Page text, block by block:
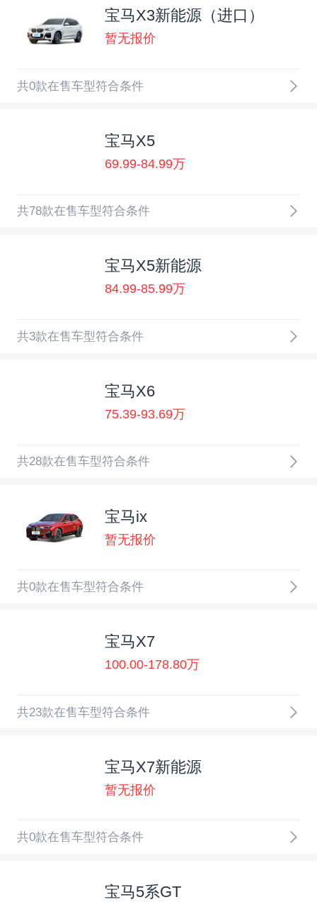
宝马X3新能源（进口）
暂无报价
共0款在售车型符合条件
宝马X5
69.99-84.99万
共78款在售车型符合条件
宝马X5新能源
84.99-85.99万
共3款在售车型符合条件
宝马X6
75.39-93.69万
共28款在售车型符合条件
宝马ix
暂无报价
共0款在售车型符合条件
宝马X7
100.00-178.80万
共23款在售车型符合条件
宝马X7新能源
暂无报价
共0款在售车型符合条件
宝马5系GT